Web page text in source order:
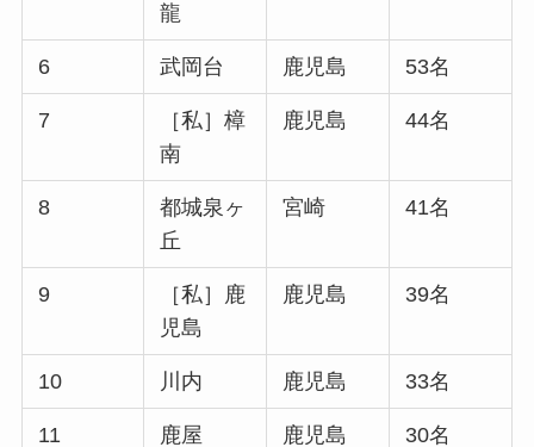
龍
6 武岡台 鹿児島 53名
7
［私］樟
南
鹿児島 44名
8
都城泉ヶ
丘
宮崎 41名
9
［私］鹿
児島
鹿児島 39名
10 川内 鹿児島 33名
11 鹿屋 鹿児島 30名